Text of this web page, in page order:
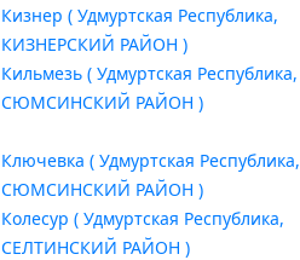
Кизнер ( Удмуртская Республика,
КИЗНЕРСКИЙ РАЙОН )
Кильмезь ( Удмуртская Республика,
СЮМСИНСКИЙ РАЙОН )
Ключевка ( Удмуртская Республика,
СЮМСИНСКИЙ РАЙОН )
Колесур ( Удмуртская Республика,
СЕЛТИНСКИЙ РАЙОН )